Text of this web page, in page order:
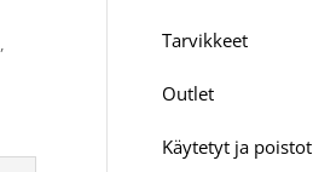
,
Tarvikkeet
Outlet
Käytetyt ja poistot